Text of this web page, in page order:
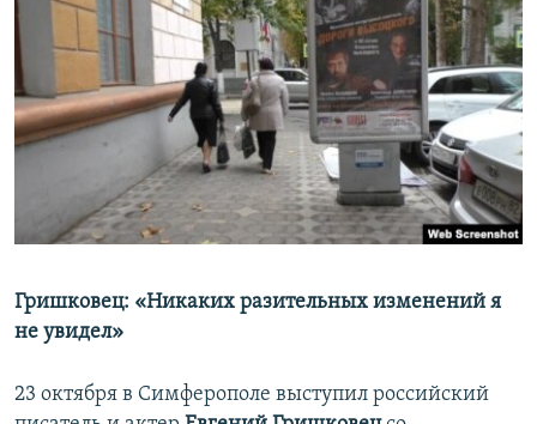
Гришковец: «Никаких разительных изменений я
не увидел»
23 октября в Симферополе выступил российский